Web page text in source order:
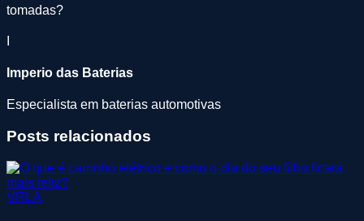
tomadas?
Imperio das Baterias
Especialista em baterias automotivas
Posts relacionados
VRLA